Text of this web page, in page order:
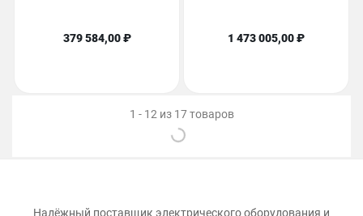
379 584,00 ₽ 1 473 005,00 ₽
1 - 12 из 17 товаров
Надёжный поставщик электрического оборудования и